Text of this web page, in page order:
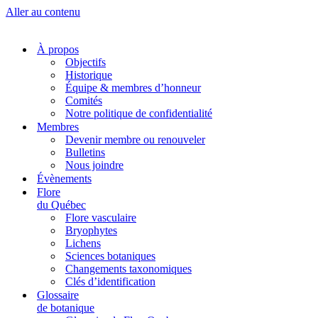
Aller au contenu
À propos
Objectifs
Historique
Équipe & membres d’honneur
Comités
Notre politique de confidentialité
Membres
Devenir membre ou renouveler
Bulletins
Nous joindre
Évènements
Flore
du Québec
Flore vasculaire
Bryophytes
Lichens
Sciences botaniques
Changements taxonomiques
Clés d’identification
Glossaire
de botanique